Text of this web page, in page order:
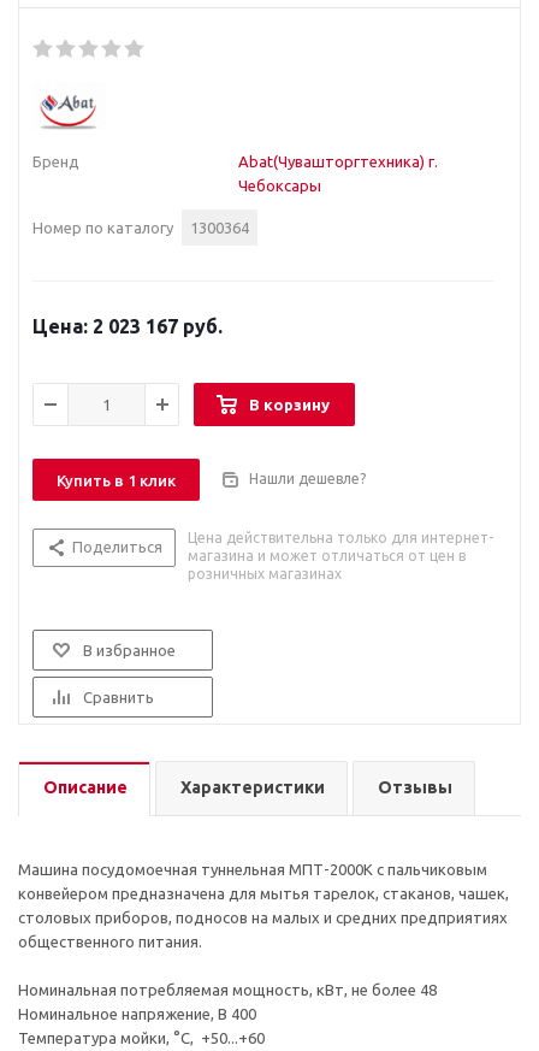
Бренд
Abat(Чувашторгтехника) г.
Чебоксары
Номер по каталогу 1300364
2 023 167 руб.
В корзину
Купить в 1 клик Нашли дешевле?
Поделиться
Цена действительна только для интернет-
магазина и может отличаться от цен в
розничных магазинах
В избранное
Сравнить
Описание Характеристики Отзывы
Машина посудомоечная туннельная МПТ-2000К с пальчиковым
конвейером предназначена для мытья тарелок, стаканов, чашек,
столовых приборов, подносов на малых и средних предприятиях
общественного питания.
Номинальная потребляемая мощность, кВт, не более 48
Номинальное напряжение, В 400
Температура мойки, °С, +50...+60